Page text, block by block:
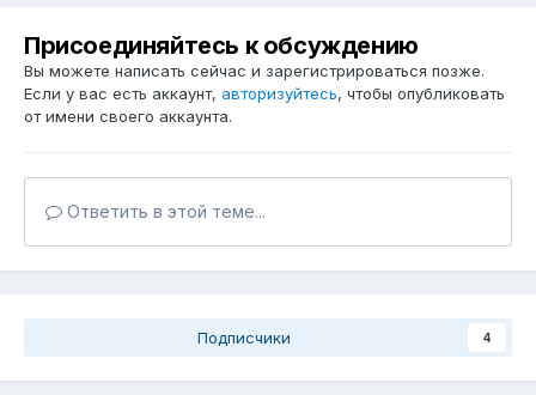
Присоединяйтесь к обсуждению
Вы можете написать сейчас и зарегистрироваться позже.
Если у вас есть аккаунт, авторизуйтесь, чтобы опубликовать
от имени своего аккаунта.
Ответить в этой теме...
Подписчики 4